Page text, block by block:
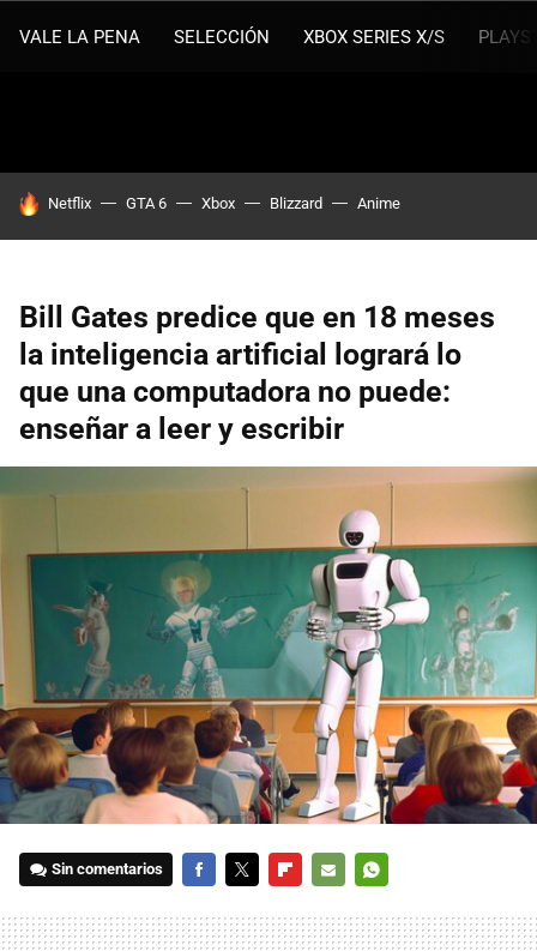
VALE LA PENA SELECCIÓN XBOX SERIES X/S
HOY SE HABLA DE
Netflix GTA 6 Xbox Blizzard Anime
Bill Gates predice que en 18 meses
la inteligencia artificial logrará lo
que una computadora no puede:
enseñar a leer y escribir
Sin comentarios
MAIL